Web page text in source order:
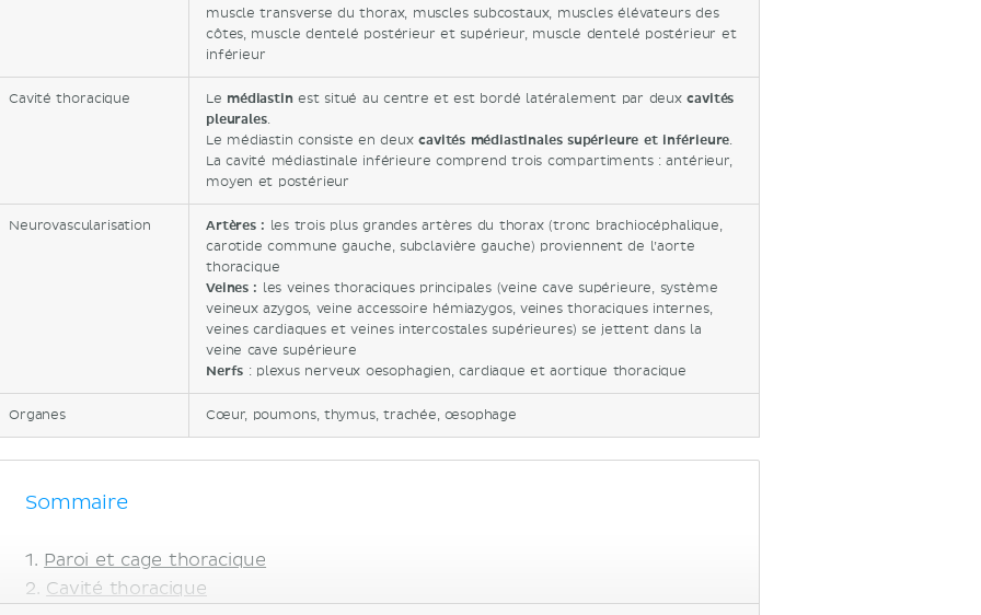
muscle transverse du thorax, muscles subcostaux, muscles élévateurs des
côtes, muscle dentelé postérieur et supérieur, muscle dentelé postérieur et
inférieur
Cavité thoracique Le médiastinest situé au centre et est bordé latéralement par deuxcavités
pleurales.
Le médiastin consiste en deuxcavités médiastinales supérieure et inférieure.
La cavité médiastinale inférieure comprend trois compartiments : antérieur,
moyen et postérieur
Neurovascularisation Artères : les trois plus grandes artères du thorax (tronc brachiocéphalique,
carotide commune gauche, subclavière gauche) proviennent de l’aorte
thoracique
Veines : les veines thoraciques principales (veine cave supérieure, système
veineux azygos, veine accessoire hémiazygos, veines thoraciques internes,
veines cardiaques et veines intercostales supérieures) se jettent dans la
veine cave supérieure
Nerfs : plexus nerveux oesophagien, cardiaque et aortique thoracique
Organes Cœur, poumons, thymus, trachée, œsophage
Sommaire
Paroi et cage thoracique
Cavité thoracique